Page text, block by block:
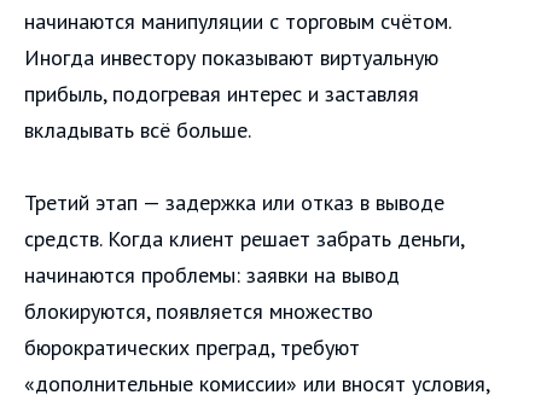
начинаются манипуляции с торговым счётом.
Иногда инвестору показывают виртуальную
прибыль, подогревая интерес и заставляя
вкладывать всё больше.
Третий этап — задержка или отказ в выводе
средств. Когда клиент решает забрать деньги,
начинаются проблемы: заявки на вывод
блокируются, появляется множество
бюрократических преград, требуют
«дополнительные комиссии» или вносят условия,